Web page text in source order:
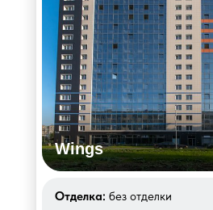
Wings
Отделка: без отделки